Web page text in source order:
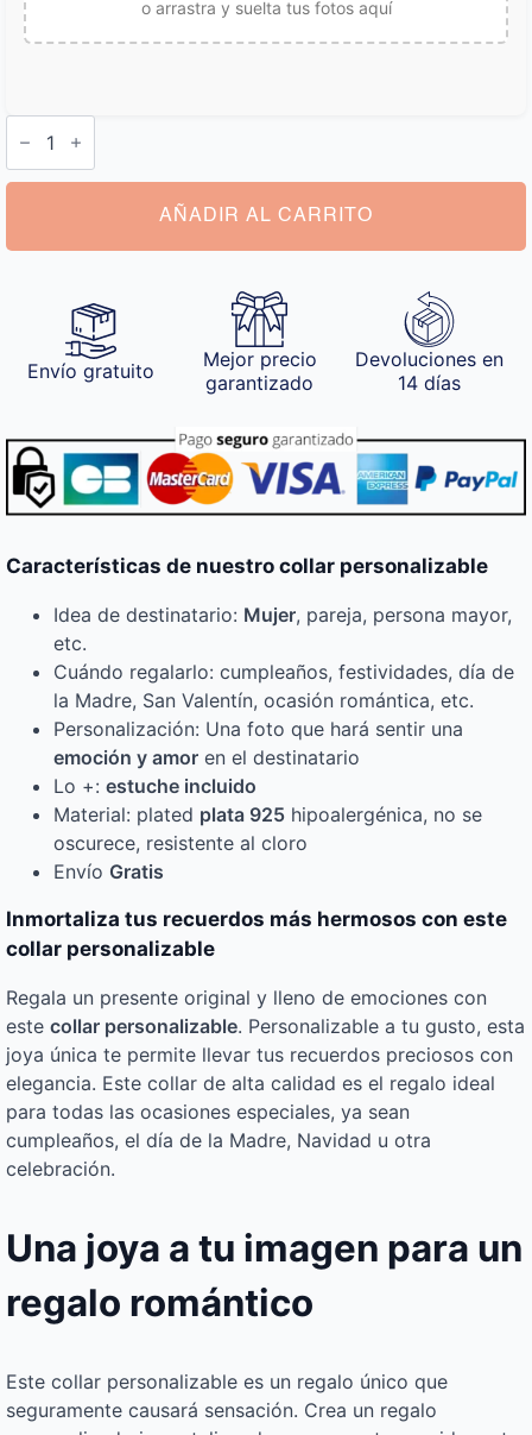
o arrastra y suelta tus fotos aquí
Collar
Personalizable
cantidad
AÑADIR AL CARRITO
Envío gratuito
Mejor precio
garantizado
Devoluciones en
14 días
Características de nuestro collar personalizable
Idea de destinatario: Mujer, pareja, persona mayor,
etc.
Cuándo regalarlo: cumpleaños, festividades, día de
la Madre, San Valentín, ocasión romántica, etc.
Personalización: Una foto que hará sentir una
emoción y amor en el destinatario
Lo +: estuche incluido
Material: plated plata 925 hipoalergénica, no se
oscurece, resistente al cloro
Envío Gratis
Inmortaliza tus recuerdos más hermosos con este
collar personalizable
Regala un presente original y lleno de emociones con
este collar personalizable. Personalizable a tu gusto, esta
joya única te permite llevar tus recuerdos preciosos con
elegancia. Este collar de alta calidad es el regalo ideal
para todas las ocasiones especiales, ya sean
cumpleaños, el día de la Madre, Navidad u otra
celebración.
Una joya a tu imagen para un
regalo romántico
Este collar personalizable es un regalo único que
seguramente causará sensación. Crea un regalo